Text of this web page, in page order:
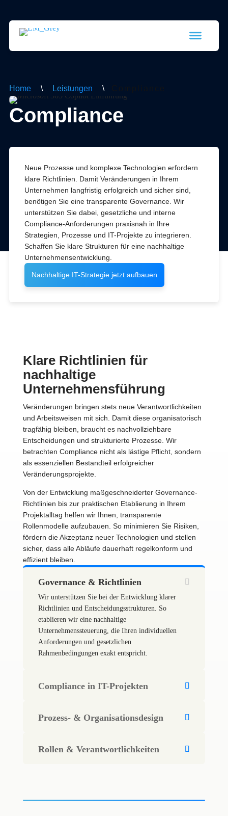
Home \ Leistungen \
Compliance
Neue Prozesse und komplexe Technologien erfordern
klare Richtlinien. Damit Veränderungen in Ihrem
Unternehmen langfristig erfolgreich und sicher sind,
benötigen Sie eine transparente Governance. Wir
unterstützen Sie dabei, gesetzliche und interne
Compliance-Anforderungen praxisnah in Ihre
Strategien, Prozesse und IT-Projekte zu integrieren.
Schaffen Sie klare Strukturen für eine nachhaltige
Unternehmensentwicklung.
Nachhaltige IT-Strategie jetzt aufbauen
Klare Richtlinien für
nachhaltige
Unternehmensführung
Veränderungen bringen stets neue Verantwortlichkeiten
und Arbeitsweisen mit sich. Damit diese organisatorisch
tragfähig bleiben, braucht es nachvollziehbare
Entscheidungen und strukturierte Prozesse. Wir
betrachten Compliance nicht als lästige Pflicht, sondern
als essenziellen Bestandteil erfolgreicher
Veränderungsprojekte.
Von der Entwicklung maßgeschneiderter Governance-
Richtlinien bis zur praktischen Etablierung in Ihrem
Projektalltag helfen wir Ihnen, transparente
Rollenmodelle aufzubauen. So minimieren Sie Risiken,
fördern die Akzeptanz neuer Technologien und stellen
sicher, dass alle Abläufe dauerhaft regelkonform und
effizient bleiben.
Governance & Richtlinien
Wir unterstützen Sie bei der Entwicklung klarer
Richtlinien und Entscheidungsstrukturen. So
etablieren wir eine nachhaltige
Unternehmenssteuerung, die Ihren individuellen
Anforderungen und gesetzlichen
Rahmenbedingungen exakt entspricht.
Compliance in IT-Projekten
Prozess- & Organisationsdesign
Rollen & Verantwortlichkeiten